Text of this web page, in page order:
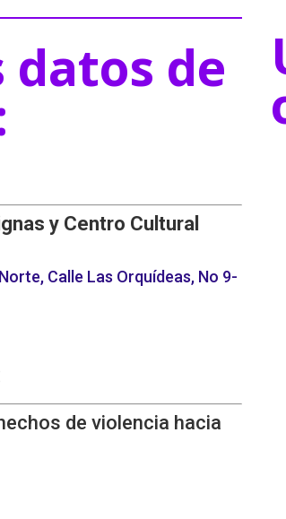
de
y Centro Cultural
Calle Las Orquídeas, No 9-
de violencia hacia